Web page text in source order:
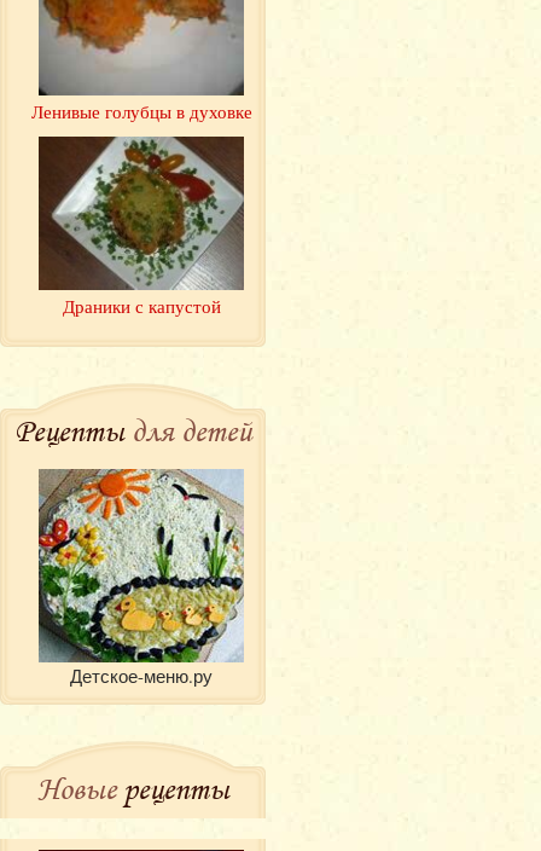
Ленивые голубцы в духовке
Драники с капустой
Рецепты для детей
Детское-меню.ру
Новыерецепты